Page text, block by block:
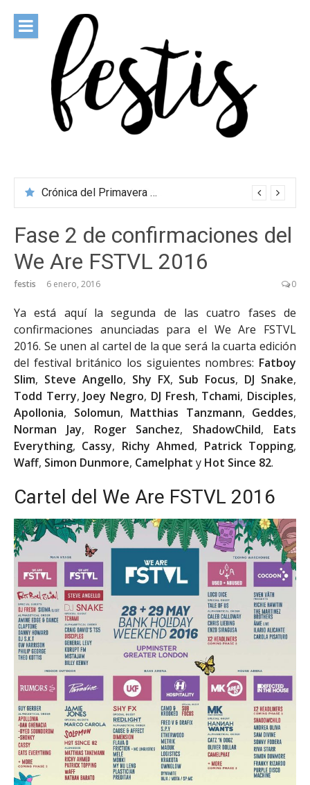
contenido
Crónica del Primavera Sound Porto 2026Crónica de O Son do Camiño 2026
Fase 2 de confirmaciones del
We Are FSTVL 2016
festis 6 enero, 2016 0
Ya está aquí la segunda de las cuatro fases de
confirmaciones anunciadas para el We Are FSTVL
2016. Se unen al cartel de la que será la cuarta edición
del festival británico los siguientes nombres: Fatboy
Slim, Steve Angello, Shy FX, Sub Focus, DJ Snake,
Todd Terry, Joey Negro, DJ Fresh, Tchami, Disciples,
Apollonia, Solomun, Matthias Tanzmann, Geddes,
Norman Jay, Roger Sanchez, ShadowChild, Eats
Everything, Cassy, Richy Ahmed, Patrick Topping,
Waff, Simon Dunmore, Camelphat y Hot Since 82.
Cartel del We Are FSTVL 2016